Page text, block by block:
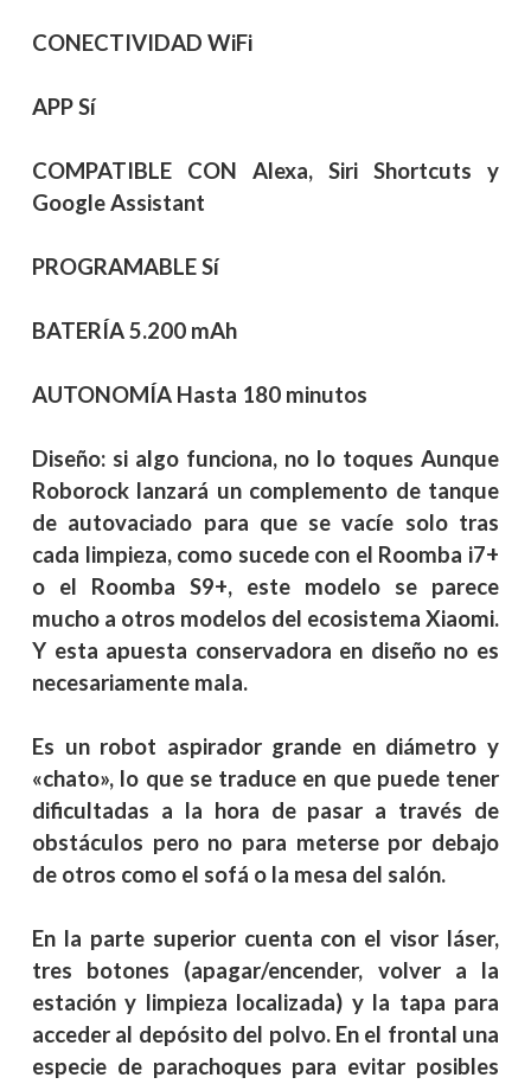
CONECTIVIDAD WiFi
APPSí
COMPATIBLE CON Alexa, Siri Shortcuts y
Google Assistant
PROGRAMABLESí
BATERÍA5.200 mAh
AUTONOMÍA Hasta 180 minutos
Diseño: si algo funciona, no lo toques Aunque
Roborock lanzará un complemento de tanque
de autovaciado para que se vacíe solo tras
cada limpieza, como sucede con el Roomba i7+
o el Roomba S9+, este modelo se parece
mucho a otros modelos del ecosistema Xiaomi.
Y esta apuesta conservadora en diseño no es
necesariamente mala.
Es un robot aspirador grande en diámetro y
«chato», lo que se traduce en que puede tener
dificultadas a la hora de pasar a través de
obstáculos pero no para meterse por debajo
de otros como el sofá o la mesa del salón.
En la parte superior cuenta con el visor láser,
tres botones (apagar/encender, volver a la
estación y limpieza localizada) y la tapa para
acceder al depósito del polvo. En el frontal una
especie de parachoques para evitar posibles